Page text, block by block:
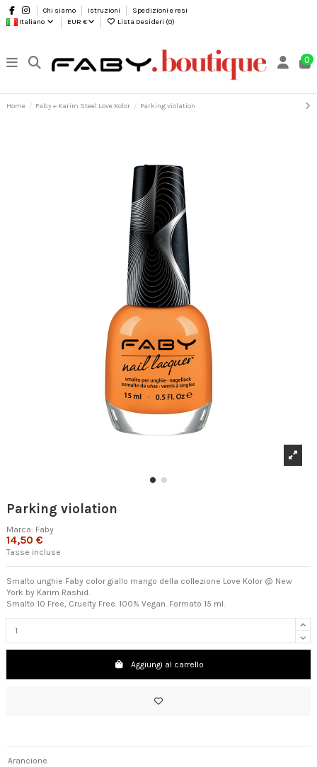
Chi siamo Istruzioni
Spedizioni e resi
Italiano
EUR € Lista Desideri (0)
0
Home Faby + Karim Steel Love Kolor Parking violation
Parking violation
Marca: Faby
14,50 €
Tasse incluse
Smalto unghie Faby color giallo mango della collezione Love Kolor @ New
York by Karim Rashid.
Smalto 10 Free, Cruelty Free. 100% Vegan. Formato 15 ml.
Aggiungi al carrello
Arancione